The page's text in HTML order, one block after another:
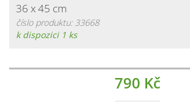
36 x 45 cm
číslo produktu: 33668
k dispozici 1 ks
790 Kč